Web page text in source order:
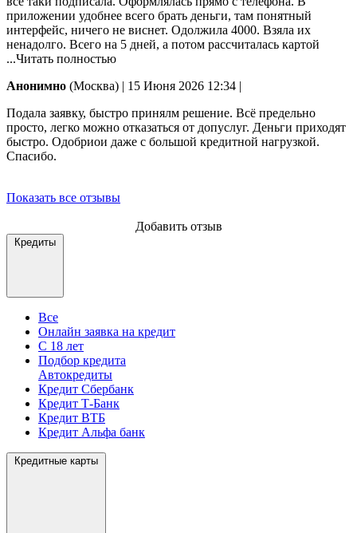
приложении удобнее всего брать деньги, там понятный
интерфейс, ничего не виснет. Одолжила 4000. Взяла их
ненадолго. Всего на 5 дней, а потом рассчиталась картой
...Читать полностью
Анонимно (Москва) | 15 Июня 2026 12:34 |
Подала заявку, быстро принялм решение. Всё предельно
просто, легко можно отказаться от допуслуг. Деньги приходят
быстро. Одобриои даже с большой кредитной нагрузкой.
Спасибо.
Показать все отзывы
Добавить отзыв
Кредиты
Все
Онлайн заявка на кредит
С 18 лет
Подбор кредита
Автокредиты
Кредит Сбербанк
Кредит Т-Банк
Кредит ВТБ
Кредит Альфа банк
Кредитные карты